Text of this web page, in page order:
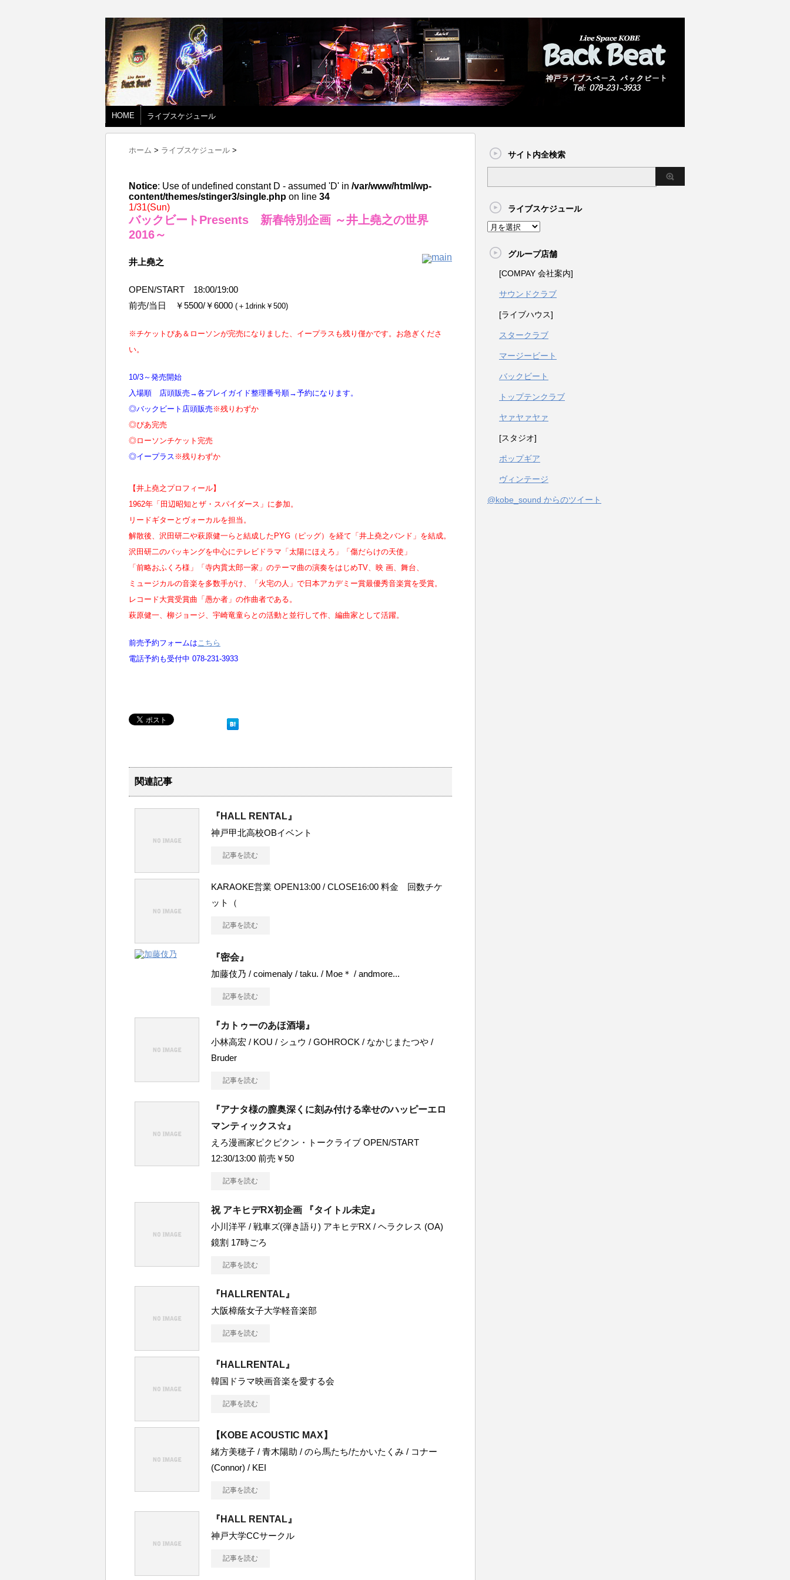
HOME ライブスケジュール
ホーム > ライブスケジュール >
Notice: Use of undefined constant D - assumed 'D' in /var/www/html/wp-
content/themes/stinger3/single.php on line 34
1/31(Sun)
バックビートPresents 新春特別企画 ～井上堯之の世界
2016～
井上堯之
OPEN/START 18:00/19:00
前売/当日 ￥5500/￥6000 (＋1drink￥500)
※チケットぴあ＆ローソンが完売になりました、イープラスも残り僅かです。お急ぎくださ
い。
10/3～発売開始
入場順 店頭販売→各プレイガイド整理番号順→予約になります。
◎バックビート店頭販売 ※残りわずか
◎ぴあ完売
◎ローソンチケット完売
◎イープラス ※残りわずか
【井上堯之プロフィール】
1962年「田辺昭知とザ・スパイダース」に参加。
リードギターとヴォーカルを担当。
解散後、沢田研二や萩原健一らと結成したPYG（ピッグ）を経て「井上堯之バンド」を結成。
沢田研二のバッキングを中心にテレビドラマ「太陽にほえろ」「傷だらけの天使」
「前略おふくろ様」「寺内貫太郎一家」のテーマ曲の演奏をはじめTV、映 画、舞台、
ミュージカルの音楽を多数手がけ、「火宅の人」で日本アカデミー賞最優秀音楽賞を受賞。
レコード大賞受賞曲「愚か者」の作曲者である。
萩原健一、柳ジョージ、宇崎竜童らとの活動と並行して作、編曲家として活躍。
前売予約フォームはこちら
電話予約も受付中 078-231-3933
関連記事
『HALL RENTAL』
神戸甲北高校OBイベント
記事を読む
KARAOKE営業 OPEN13:00 / CLOSE16:00 料金 回数チケ
ット（
記事を読む
『密会』
加藤伎乃 / coimenaly / taku. / Moe＊ / andmore...
記事を読む
『カトゥーのあほ酒場』
小林高宏 / KOU / シュウ / GOHROCK / なかじまたつや /
Bruder
記事を読む
『アナタ様の膣奥深くに刻み付ける幸せのハッピーエロ
マンティックス☆』
えろ漫画家ピクピクン・トークライブ OPEN/START
12:30/13:00 前売￥50
記事を読む
祝 アキヒデRX初企画 『タイトル未定』
小川洋平 / 戦車ズ(弾き語り) アキヒデRX / ヘラクレス (OA)
鏡割 17時ごろ
記事を読む
『HALLRENTAL』
大阪樟蔭女子大学軽音楽部
記事を読む
『HALLRENTAL』
韓国ドラマ映画音楽を愛する会
記事を読む
【KOBE ACOUSTIC MAX】
緒方美穂子 / 青木陽助 / のら馬たち/たかいたくみ / コナー
(Connor) / KEI
記事を読む
『HALL RENTAL』
神戸大学CCサークル
記事を読む
サイト内全検索
ライブスケジュール
グループ店舗
[COMPAY 会社案内]
サウンドクラブ
[ライブハウス]
スタークラブ
マージービート
バックビート
トップテンクラブ
ヤァヤァヤァ
[スタジオ]
ポップギア
ヴィンテージ
@kobe_sound からのツイート